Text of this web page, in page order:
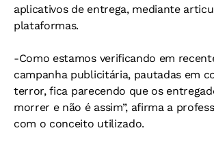
aplicativos de entrega, mediante
plataformas.
-Como estamos verificando em
campanha publicitária, pautadas em
terror, fica parecendo que os
morrer e não é assim”, afirma a
com o conceito utilizado.